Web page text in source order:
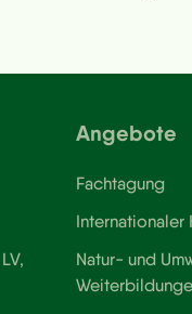
Angebote
Fachtagung
Internationaler
Natur- und